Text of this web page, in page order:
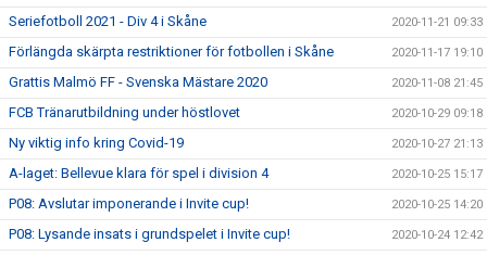
Seriefotboll 2021 - Div 4 i Skåne 2020-11-21 09:33
Förlängda skärpta restriktioner för fotbollen i Skåne 2020-11-17 19:10
Grattis Malmö FF - Svenska Mästare 2020 2020-11-08 21:45
FCB Tränarutbildning under höstlovet 2020-10-29 09:18
Ny viktig info kring Covid-19 2020-10-27 21:13
A-laget: Bellevue klara för spel i division 4 2020-10-25 15:17
P08: Avslutar imponerande i Invite cup! 2020-10-25 14:20
P08: Lysande insats i grundspelet i Invite cup! 2020-10-24 12:42